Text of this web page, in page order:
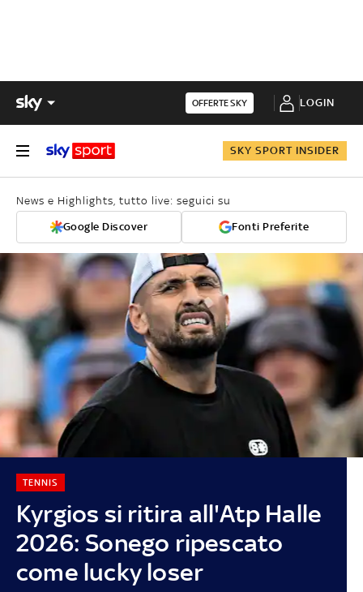
OFFERTE SKY LOGIN
SKY SPORT INSIDER
News e Highlights, tutto live: seguici su
Google Discover Fonti Preferite
Kyrgios si ritira all'Atp Halle
2026: Sonego ripescato
come lucky loser
TENNIS